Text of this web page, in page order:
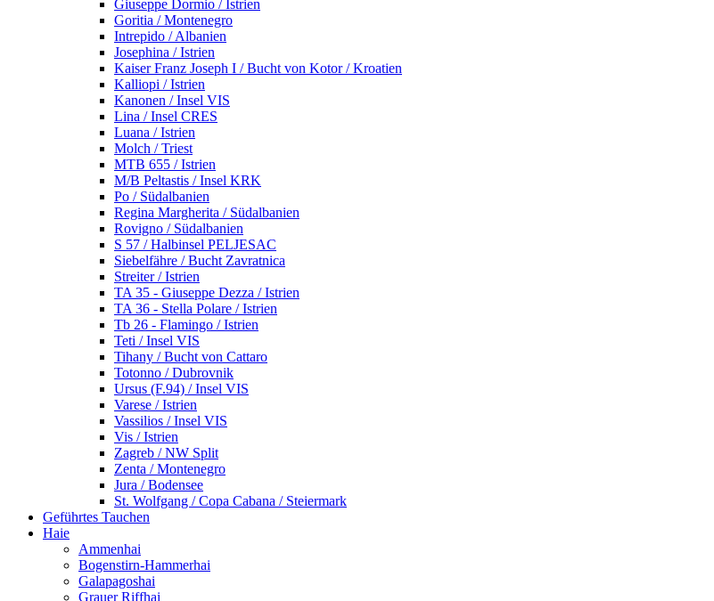
Giuseppe Dormio / Istrien
Goritia / Montenegro
Intrepido / Albanien
Josephina / Istrien
Kaiser Franz Joseph I / Bucht von Kotor / Kroatien
Kalliopi / Istrien
Kanonen / Insel VIS
Lina / Insel CRES
Luana / Istrien
Molch / Triest
MTB 655 / Istrien
M/B Peltastis / Insel KRK
Po / Südalbanien
Regina Margherita / Südalbanien
Rovigno / Südalbanien
S 57 / Halbinsel PELJESAC
Siebelfähre / Bucht Zavratnica
Streiter / Istrien
TA 35 - Giuseppe Dezza / Istrien
TA 36 - Stella Polare / Istrien
Tb 26 - Flamingo / Istrien
Teti / Insel VIS
Tihany / Bucht von Cattaro
Totonno / Dubrovnik
Ursus (F.94) / Insel VIS
Varese / Istrien
Vassilios / Insel VIS
Vis / Istrien
Zagreb / NW Split
Zenta / Montenegro
Jura / Bodensee
St. Wolfgang / Copa Cabana / Steiermark
Geführtes Tauchen
Haie
Ammenhai
Bogenstirn-Hammerhai
Galapagoshai
Grauer Riffhai